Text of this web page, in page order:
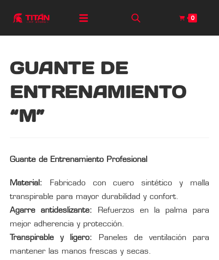
0
GUANTE DE
ENTRENAMIENTO
“M”
Guante de Entrenamiento Profesional
Material:
Fabricado con cuero sintético y malla
transpirable para mayor durabilidad y confort.
Agarre antideslizante:
Refuerzos en la palma para
mejor adherencia y protección.
Transpirable y ligero:
Paneles de ventilación para
mantener las manos frescas y secas.